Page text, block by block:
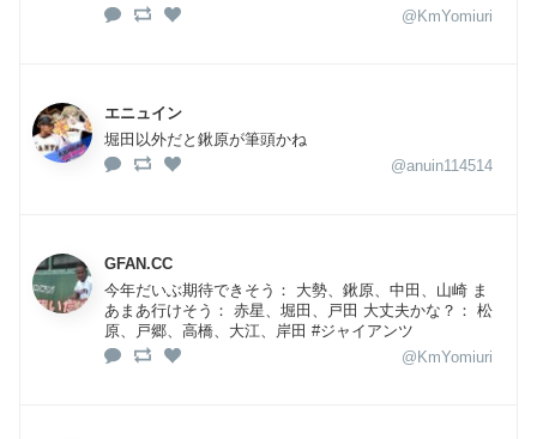
@KmYomiuri
エニュイン
堀田以外だと鍬原が筆頭かね
@anuin114514
GFAN.CC
今年だいぶ期待できそう： 大勢、鍬原、中田、山崎 ま
あまあ行けそう： 赤星、堀田、戸田 大丈夫かな？： 松
原、戸郷、高橋、大江、岸田 #ジャイアンツ
@KmYomiuri